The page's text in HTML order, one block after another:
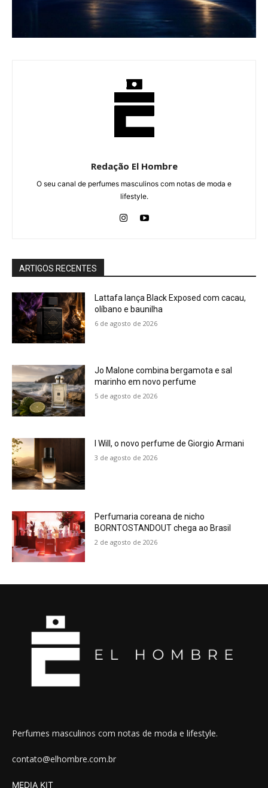
Redação El Hombre
O seu canal de perfumes masculinos com notas de moda e
lifestyle.
ARTIGOS RECENTES
Lattafa lança Black Exposed com cacau,
olíbano e baunilha
6 de agosto de 2026
Jo Malone combina bergamota e sal
marinho em novo perfume
5 de agosto de 2026
I Will, o novo perfume de Giorgio Armani
3 de agosto de 2026
Perfumaria coreana de nicho
BORNTOSTANDOUT chega ao Brasil
2 de agosto de 2026
Perfumes masculinos com notas de moda e lifestyle.
contato@elhombre.com.br
MEDIA KIT